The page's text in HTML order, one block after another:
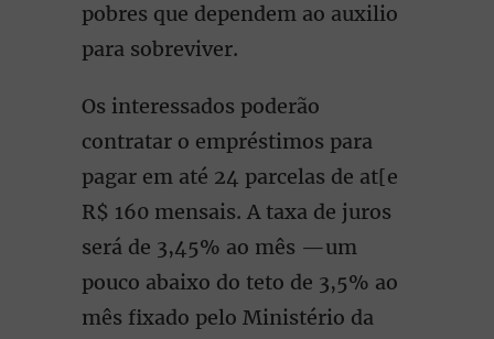
pobres que dependem ao auxilio
para sobreviver.
Os interessados poderão
contratar o empréstimos para
pagar em até 24 parcelas de at[e
R$ 160 mensais. A taxa de juros
será de 3,45% ao mês —um
pouco abaixo do teto de 3,5% ao
mês fixado pelo Ministério da